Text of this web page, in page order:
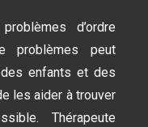
d’ordre
problèmes peut
enfants et des
les aider à trouver
Thérapeute